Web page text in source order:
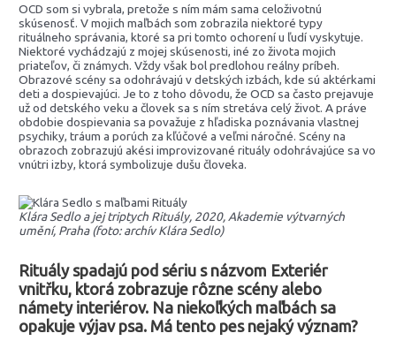
OCD som si vybrala, pretože s ním mám sama celoživotnú
skúsenosť. V mojich maľbách som zobrazila niektoré typy
rituálneho správania, ktoré sa pri tomto ochorení u ľudí vyskytuje.
Niektoré vychádzajú z mojej skúsenosti, iné zo života mojich
priateľov, či známych. Vždy však bol predlohou reálny príbeh.
Obrazové scény sa odohrávajú v detských izbách, kde sú aktérkami
deti a dospievajúci. Je to z toho dôvodu, že OCD sa často prejavuje
už od detského veku a človek sa s ním stretáva celý život. A práve
obdobie dospievania sa považuje z hľadiska poznávania vlastnej
psychiky, tráum a porúch za kľúčové a veľmi náročné. Scény na
obrazoch zobrazujú akési improvizované rituály odohrávajúce sa vo
vnútri izby, ktorá symbolizuje dušu človeka.
Klára Sedlo a jej triptych Rituály, 2020, Akademie výtvarných
umění, Praha (foto: archív Klára Sedlo)
Rituály spadajú pod sériu s názvom Exteriér
vnitřku, ktorá zobrazuje rôzne scény alebo
námety interiérov. Na niekoľkých maľbách sa
opakuje výjav psa. Má tento pes nejaký význam?